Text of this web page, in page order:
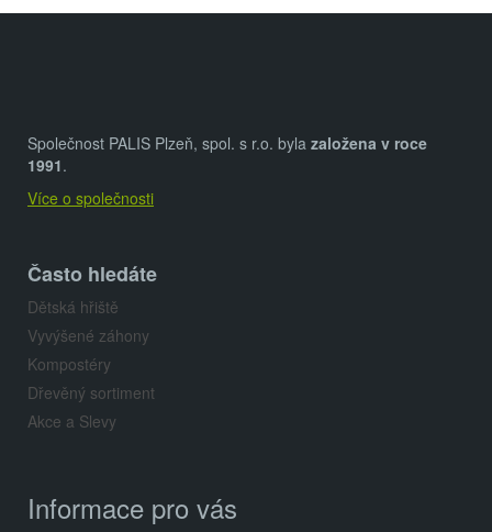
Společnost PALIS Plzeň, spol. s r.o. byla založena v roce
1991.
Více o společnosti
Často hledáte
Dětská hřiště
Vyvýšené záhony
Kompostéry
Dřevěný sortiment
Akce a Slevy
Informace pro vás